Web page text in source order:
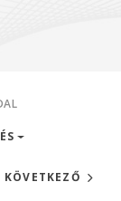
KÖVETKEZŐ